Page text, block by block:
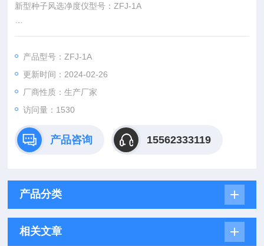
新型种子风选净度仪型号：ZFJ-1A
产品说明：根据GB/T3543.1--7-1995《农作物种子检验规程》
物、蔬菜、花卉等种子中的不成熟、
产品型号：ZFJ-1A
更新时间：2024-02-26
厂商性质：生产厂家
访问量：1530
产品咨询 15562333119
产品分类
相关文章